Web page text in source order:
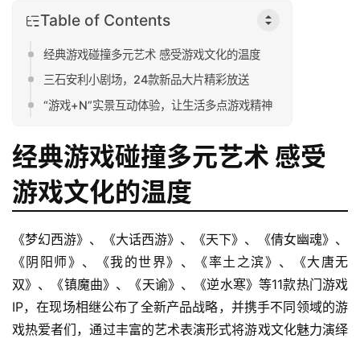
Table of Contents
经典游戏碰撞多元艺术 感受游戏文化的温度
三石安利小剧场，24款新品大片精彩放送
“游戏+N”实景互动体验，让生活多点游戏精神
经典游戏碰撞多元艺术 感受
游戏文化的温度
《梦幻西游》、《大话西游》、《天下》、《倩女幽魂》、
《阴阳师》、《我的世界》、《率土之滨》、《大唐无
双》、《镇魔曲》、《天谕》、《逆水寒》等11款热门游戏
IP，在现场相继公布了全新产品战略，并携手不同领域的游
戏热爱者们，通过丰富的艺术表演形式将游戏文化魅力演绎